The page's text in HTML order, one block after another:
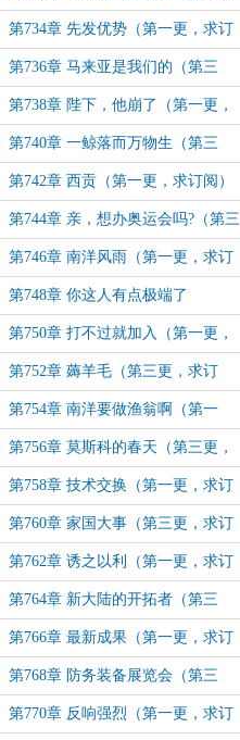
订阅）
第734章 先发优势（第一更，求订
阅）
第736章 马来亚是我们的（第三
更，求订阅）
第738章 陛下，他崩了（第一更，
求订阅）
第740章 一鲸落而万物生（第三
更，求订阅）
第742章 西贡（第一更，求订阅）
第744章 亲，想办奥运会吗?（第三
更，求订阅）
第746章 南洋风雨（第一更，求订
阅）
第748章 你这人有点极端了
第750章 打不过就加入（第一更，
求订阅）
第752章 薅羊毛（第三更，求订
阅）
第754章 南洋要做渔翁啊（第一
更，求订阅）
第756章 莫斯科的春天（第三更，
求订阅）
第758章 技术交换（第一更，求订
阅）
第760章 家国大事（第三更，求订
阅）
第762章 诱之以利（第一更，求订
阅）
第764章 新大陆的开拓者（第三
更，求订阅）
第766章 最新成果（第一更，求订
阅）
第768章 防务装备展览会（第三
更，求订阅）
第770章 反响强烈（第一更，求订